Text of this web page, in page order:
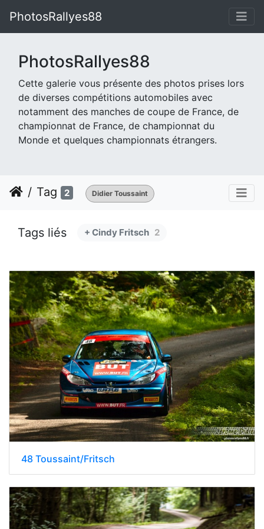
PhotosRallyes88
PhotosRallyes88
Cette galerie vous présente des photos prises lors
de diverses compétitions automobiles avec
notamment des manches de coupe de France, de
championnat de France, de championnat du
Monde et quelques championnats étrangers.
Tag 2 Didier Toussaint
Tags liés + Cindy Fritsch 2
48 Toussaint/Fritsch